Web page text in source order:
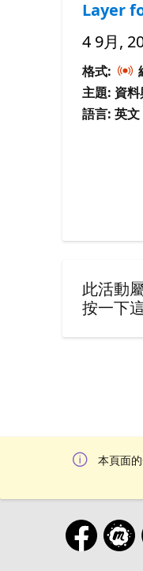
Layer
4 9月,
格式:
主題: 資
語言: 英文
此活動
按一下
本頁面